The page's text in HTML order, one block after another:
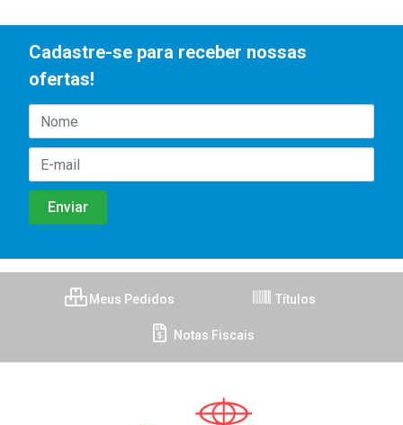
Cadastre-se para receber nossas
ofertas!
Meus Pedidos Títulos
Notas Fiscais